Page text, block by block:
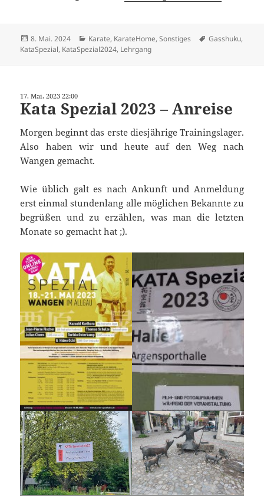
Veröffentlicht
am
8. Mai. 2024 Kategorien
Karate, KarateHome,Sonstiges Schlagwörter
Gasshuku,
KataSpezial, KataSpezial2024, Lehrgang
17. Mai. 2023 22:00
Kata Spezial 2023 – Anreise
Morgen beginnt das erste diesjährige Trainingslager.
Also haben wir und heute auf den Weg nach
Wangen gemacht.
Wie üblich galt es nach Ankunft und Anmeldung
erst einmal stundenlang alle möglichen Bekannte zu
begrüßen und zu erzählen, was man die letzten
Monate so gemacht hat ;).